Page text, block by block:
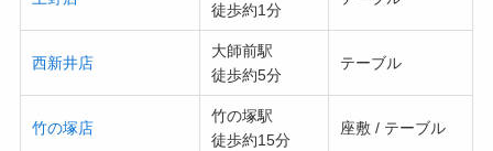
徒歩約1分
西新井店
大師前駅
徒歩約5分
テーブル
竹の塚店
竹の塚駅
徒歩約15分
座敷 / テーブル